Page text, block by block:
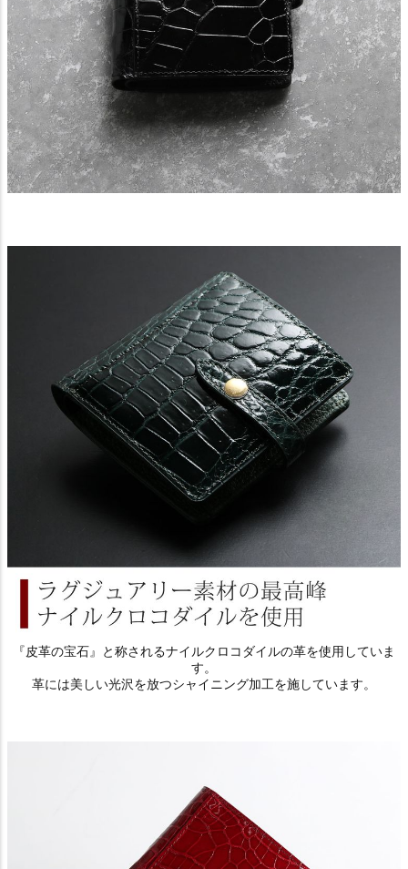
『皮革の宝石』と称されるナイルクロコダイルの革を使用していま
す。
革には美しい光沢を放つシャイニング加工を施しています。